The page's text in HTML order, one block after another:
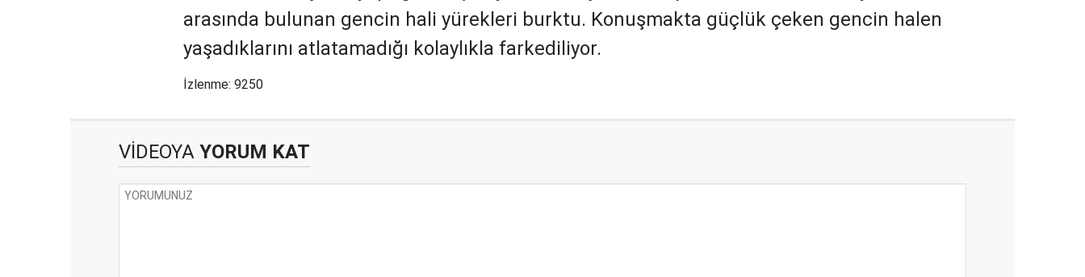
arasında bulunan gencin hali yürekleri burktu. Konuşmakta güçlük çeken gencin halen
yaşadıklarını atlatamadığı kolaylıkla farkediliyor.
İzlenme: 9250
VİDEOYA YORUM KAT